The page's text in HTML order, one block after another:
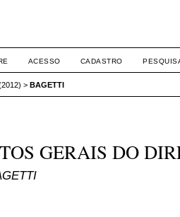
ACESSO CADASTRO
> BAGETTI
GERAIS DO